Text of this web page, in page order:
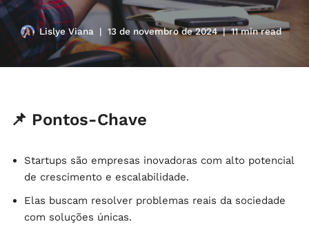
Lislye Viana 13 de novembro de 2024 11 min read
📌 Pontos-Chave
Startups são empresas inovadoras com alto potencial
de crescimento e escalabilidade.
Elas buscam resolver problemas reais da sociedade
com soluções únicas.